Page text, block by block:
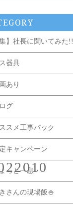
集】社長に聞いてみた!!
器具
あり
グ
スメ工事パック
キャンペーン
っと一息・・
さんの現場飯🍚